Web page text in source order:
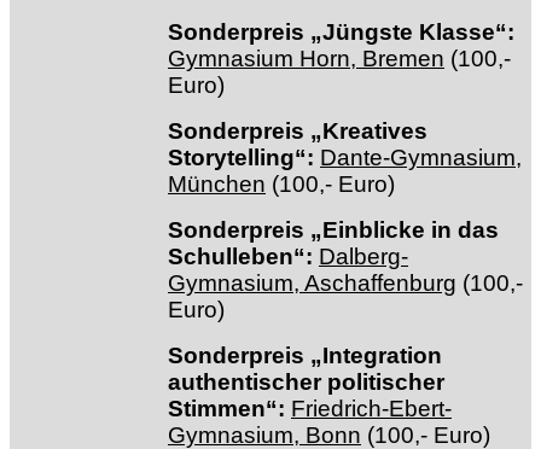
Sonderpreis „Jüngste Klasse“:
Gymnasium Horn, Bremen (100,-
Euro)
Sonderpreis „Kreatives
Storytelling“: Dante-Gymnasium,
München (100,- Euro)
Sonderpreis „Einblicke in das
Schulleben“: Dalberg-
Gymnasium, Aschaffenburg (100,-
Euro)
Sonderpreis „Integration
authentischer politischer
Stimmen“: Friedrich-Ebert-
Gymnasium, Bonn (100,- Euro)